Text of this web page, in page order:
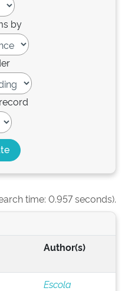
by
time: 0.957 seconds).
Author(s)
Escola